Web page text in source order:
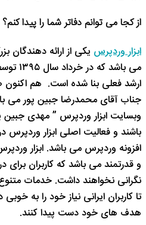
از کجا می توانم دفاتر شما را پیدا کنم؟
ابزار وردپرس یکی از ارائه
می
ارشد فعلی بنا شده است. هم اکنون
جناب آقای محمدرضا جبین پور می
وبسایت ابزار وردپرس ” مهدی
باشند و فعالیت اصلی ابزار وردپرس در
افزونه وردپرس می باشد. ابزار
و قدرتمند می باشد که کاربران
نگرانی نخواهند داشت. خدمات
تا کاربران ایرانی نیاز خود را به
هدف های خود دست پیدا کنند.